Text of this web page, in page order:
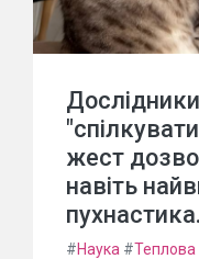
жест
навіть
пухнастика.
#Наука #Теплова